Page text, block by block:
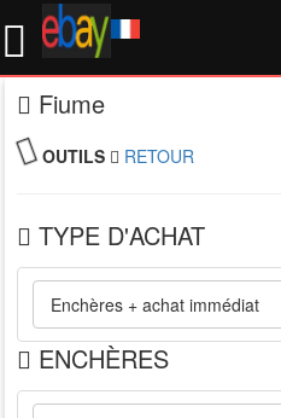
Fiume
OUTILS RETOUR
TYPE D'ACHAT
ENCHÈRES